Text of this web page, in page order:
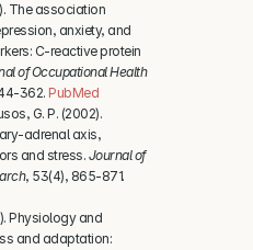
The association
anxiety, and
C-reactive protein
of Occupational Health
362. PubMed
G. P. (2002).
adrenal axis,
and stress. Journal of
Physiology and
and adaptation: